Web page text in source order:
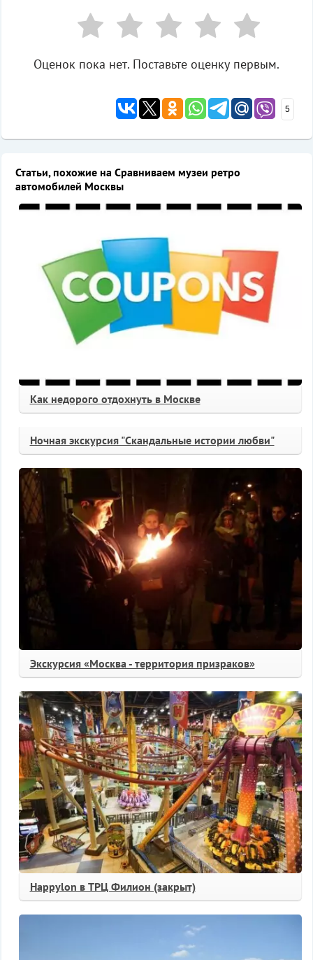
Оценок пока нет. Поставьте оценку первым.
5
Статьи, похожие на Сравниваем музеи ретро
автомобилей Москвы
Как недорого отдохнуть в Москве
Ночная экскурсия "Скандальные истории любви"
Экскурсия «Москва - территория призраков»
Happylon в ТРЦ Филион (закрыт)